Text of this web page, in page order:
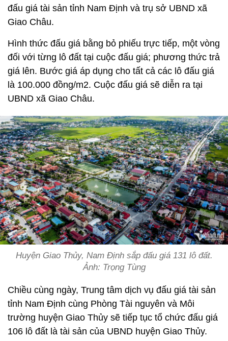
đấu giá tài sản tỉnh Nam Định và trụ sở UBND xã
Giao Châu.
Hình thức đấu giá bằng bỏ phiếu trực tiếp, một vòng
đối với từng lô đất tại cuộc đấu giá; phương thức trả
giá lên. Bước giá áp dụng cho tất cả các lô đấu giá
là 100.000 đồng/m2. Cuộc đấu giá sẽ diễn ra tại
UBND xã Giao Châu.
Huyện Giao Thủy, Nam Định sắp đấu giá 131 lô đất.
Ảnh: Trọng Tùng
Chiều cùng ngày, Trung tâm dịch vụ đấu giá tài sản
tỉnh Nam Định cùng Phòng Tài nguyên và Môi
trường huyện Giao Thủy sẽ tiếp tục tổ chức đấu giá
106 lô đất là tài sản của UBND huyện Giao Thủy.